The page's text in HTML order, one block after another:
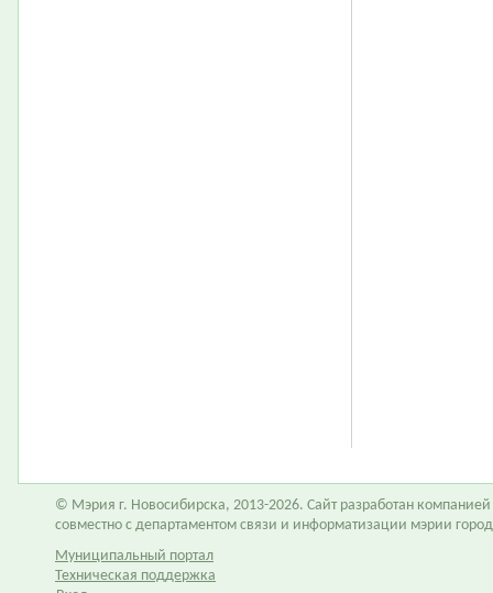
© Мэрия г. Новосибирска, 2013-2026. Сайт разработан компанией
совместно с департаментом связи и информатизации мэрии
Муниципальный портал
Техническая поддержка